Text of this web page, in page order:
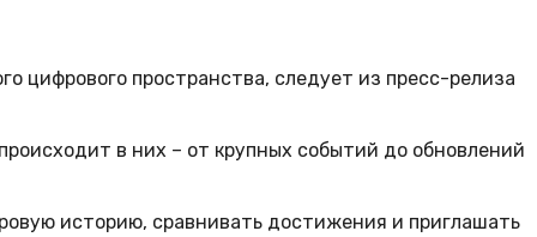
цифрового пространства, следует из пресс-релиза
в них – от крупных событий до обновлений
историю, сравнивать достижения и приглашать